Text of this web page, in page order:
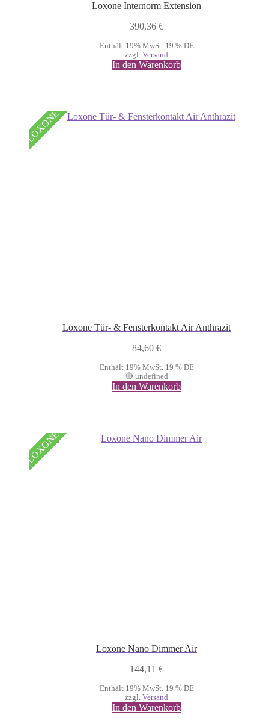
Loxone Internorm Extension
390,36 €
Enthält 19% MwSt. 19 % DE
zzgl. Versand
In den Warenkorb
LOXONE
Loxone Tür- & Fensterkontakt Air Anthrazit
84,60 €
Enthält 19% MwSt. 19 % DE
🔴 undefined
In den Warenkorb
LOXONE
Loxone Nano Dimmer Air
144,11 €
Enthält 19% MwSt. 19 % DE
zzgl. Versand
In den Warenkorb